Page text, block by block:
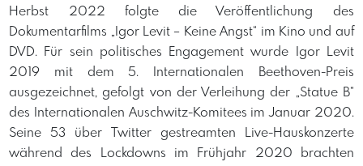
Herbst 2022 folgte die Veröffentlichung des
Dokumentarfilms „Igor Levit – Keine Angst“ im Kino und auf
DVD. Für sein politisches Engagement wurde Igor Levit
2019 mit dem 5. Internationalen Beethoven-Preis
ausgezeichnet, gefolgt von der Verleihung der „Statue B“
des Internationalen Auschwitz-Komitees im Januar 2020.
Seine 53 über Twitter gestreamten Live-Hauskonzerte
während des Lockdowns im Frühjahr 2020 brachten